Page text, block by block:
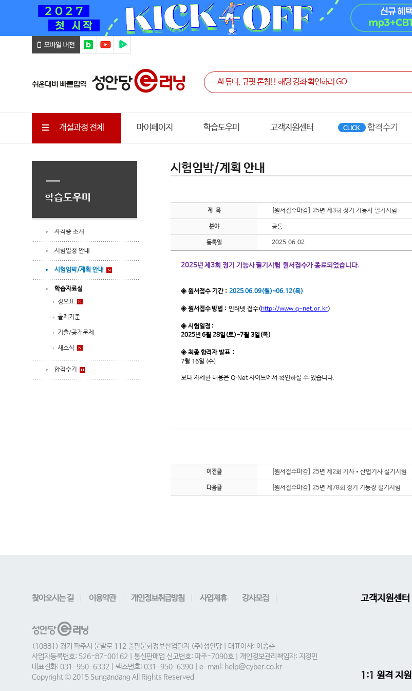
개설과정 전체 마이페이지 학습도우미 고객지원센터
학습도우미
자격증 소개
시험일정 안내
시험임박/계획 안내
학습자료실
정오표
출제기준
기출/공개문제
새소식
합격수기
시험임박/계획 안내
제 목 [원서접수마감] 25년 제3회 정기 기능사 필기시험
분야 공통
등록일 2025.06.02
2025년 제3회 정기 기능사 필기시험 원서접수가 종료되었습니다.
◈ 원서접수 기간 : 2025.06.09(월)~06.12(목)
◈ 원서접수 방법 : 인터넷 접수(http://www.q-net.or.kr)
◈ 시험일정 :
2025년 6월 28일(토)~7월 3일(목)
◈ 최종 합격자 발표 :
7월 16일 (수)
보다 자세한 내용은 Q-Net 사이트에서 확인하실 수 있습니다.
이전글 [원서접수마감] 25년 제2회 기사•산업기사 실기시험
다음글 [원서접수마감] 25년 제78회 정기 기능장 필기시험
찾아오시는 길 이용약관 개인정보취급방침 사업제휴 강사모집
(10881) 경기 파주시 문발로 112 출판문화정보산업단지 (주)성안당 | 대표이사: 이종춘
사업자등록번호: 526-87-00162 | 통신판매업 신고번호: 파주-7090호 | 개인정보관리책임자: 지정민
대표전화: 031-950-6332 | 팩스번호: 031-950-6390 | e-mail: help@cyber.co.kr
Copyright ⓒ 2015 Sungandang All Rights Reserved.
고객지원센터
1:1 원격 지원